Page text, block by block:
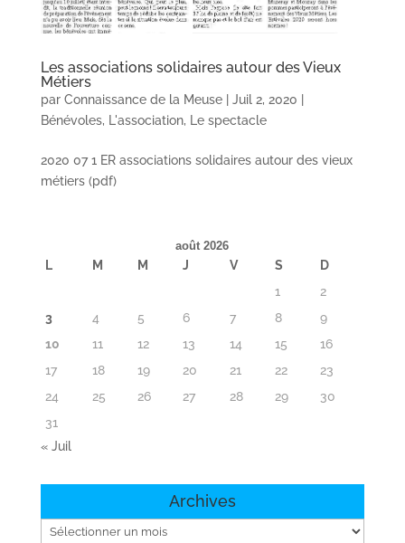
Les associations solidaires autour des Vieux
Métiers
par Connaissance de la Meuse| Juil 2, 2020
Bénévoles, L'association, Le spectacle
2020 07 1 ER associations solidaires autour des vieux
métiers (pdf)
août 2026
L M M J V S
D
1
2
3
4 5 6 7 8
9
10
11 12 13 14 15
16
17
18 19 20 21 22
23
24
25 26 27 28 29
30
31
« Juil
Archives
Archives